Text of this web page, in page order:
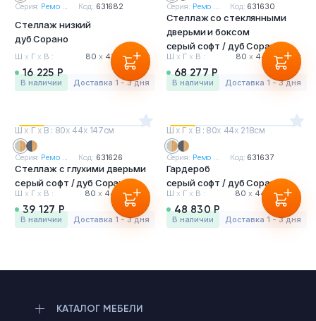
Серия: Ремо ... Код: 631682
Стеллаж низкий
дуб Сорано
Ш х Г х В : 80 х42 147 см
16 225 Р
в наличии Доставка 1 - 3 дня
Серия: Ремо ... Код: 631630
Стеллаж со стеклянными
дверьми и боксом
серый софт / дуб Сорано
Ш х Г х В : 80 х 44 147 см
68 277 Р
в наличии Доставка 1 - 3 дня
Ш х Г х В : 80х 44х 147см
Серия: Ремо ... Код: 631626
Стеллаж с глухими дверьми
серый софт / дуб Сорано
Ш х Г х В : 80 х44 147 см
39 127 Р
в наличии Доставка 1 - 3 дня
Ш х Г х В : 80х 44х 218см
Серия: Ремо ... Код: 631637
Гардероб
серый софт / дуб Сорано
Ш х Г х В : 80 х 44 218 см
48 830 Р
в наличии Доставка 1 - 3 дня
КАТАЛОГ МЕБЕЛИ